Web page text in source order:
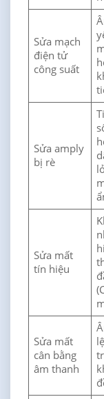
Sửa mạch
điện tử
công suất
Sửa amply
bị rè
Sửa mất
tín hiệu
Sửa mất
cân bằng
âm thanh